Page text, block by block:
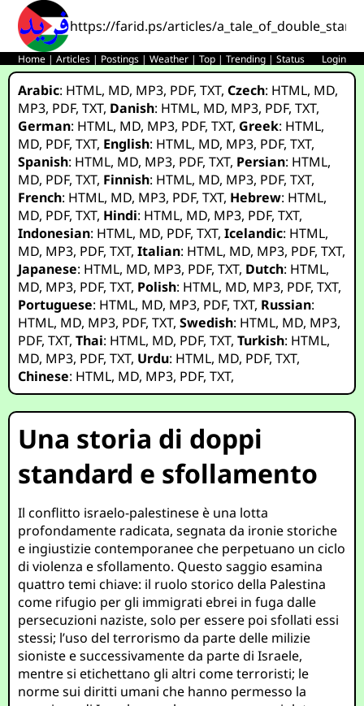
https://farid.ps/articles/
Home |Articles | Postings |Weather |Top |Trending |Status Login
Arabic: HTML, MD, MP3, PDF,TXT,Czech: HTML, MD,
MP3, PDF,TXT, Danish: HTML, MD, MP3, PDF,TXT,
German: HTML, MD, MP3, PDF,TXT, Greek: HTML,
MD, PDF,TXT, English: HTML, MD, MP3, PDF,TXT,
Spanish: HTML, MD, MP3, PDF,TXT, Persian: HTML,
MD, PDF,TXT, Finnish: HTML, MD, MP3, PDF,TXT,
French: HTML, MD, MP3, PDF,TXT, Hebrew: HTML,
MD, PDF,TXT, Hindi: HTML, MD, MP3, PDF,TXT,
Indonesian: HTML, MD, PDF,TXT,Icelandic: HTML,
MD, MP3, PDF,TXT,Italian: HTML, MD, MP3, PDF,TXT,
Japanese: HTML, MD, MP3, PDF,TXT, Dutch: HTML,
MD, MP3, PDF,TXT, Polish: HTML, MD, MP3, PDF,TXT,
Portuguese: HTML, MD, MP3, PDF,TXT, Russian:
HTML, MD, MP3, PDF,TXT,Swedish: HTML, MD, MP3,
PDF,TXT,Thai: HTML, MD, PDF,TXT,Turkish: HTML,
MD, MP3, PDF,TXT, Urdu: HTML, MD, PDF,TXT,
Chinese: HTML, MD, MP3, PDF,TXT,
Una storia di doppi
standard e sfollamento
Il conflitto israelo-palestinese è una lotta
profondamente radicata, segnata da ironie storiche
e ingiustizie contemporanee che perpetuano un ciclo
di violenza e sfollamento. Questo saggio esamina
quattro temi chiave: il ruolo storico della Palestina
come rifugio per gli immigrati ebrei in fuga dalle
persecuzioni naziste, solo per essere poi sfollati essi
stessi; l’uso del terrorismo da parte delle milizie
sioniste e successivamente da parte di Israele,
mentre si etichettano gli altri come terroristi; le
norme sui diritti umani che hanno permesso la